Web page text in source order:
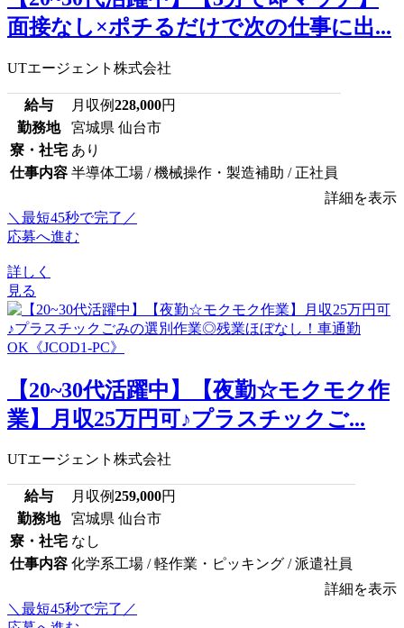
面接なし×ポチるだけで次の仕事に出...
UTエージェント株式会社
給与 月収例228,000円
勤務地
宮城県 仙台市
寮・社宅 あり
仕事内容 半導体工場 / 機械操作・製造補助 / 正社員
詳細を表示
＼最短45秒で完了／
応募へ進む
詳しく
見る
【20~30代活躍中】【夜勤☆モクモク作
業】月収25万円可♪プラスチックご...
UTエージェント株式会社
給与 月収例259,000円
勤務地
宮城県 仙台市
寮・社宅 なし
仕事内容 化学系工場 / 軽作業・ピッキング / 派遣社員
詳細を表示
＼最短45秒で完了／